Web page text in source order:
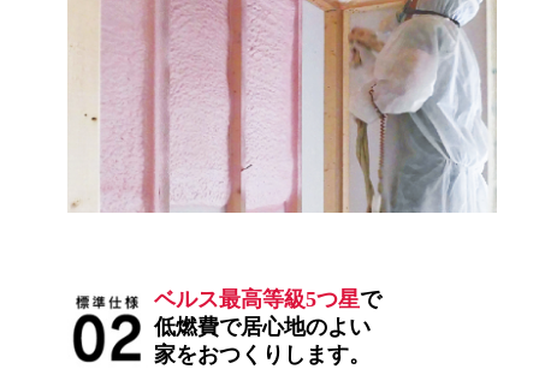
ベルス最高等級5つ星で
低燃費で居心地のよい
家をおつくりします。